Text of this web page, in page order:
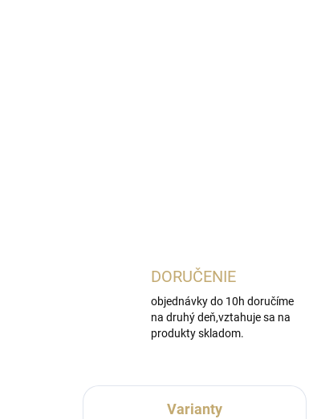
DORUČENIE
objednávky do 10h doručíme
na druhý deň,vztahuje sa na
produkty skladom.
Varianty